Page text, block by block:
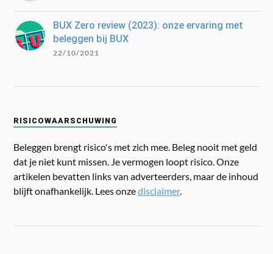
BUX Zero review (2023): onze ervaring met
beleggen bij BUX
22/10/2021
RISICOWAARSCHUWING
Beleggen brengt risico's met zich mee. Beleg nooit met geld
dat je niet kunt missen. Je vermogen loopt risico. Onze
artikelen bevatten links van adverteerders, maar de inhoud
blijft onafhankelijk. Lees onzedisclaimer.